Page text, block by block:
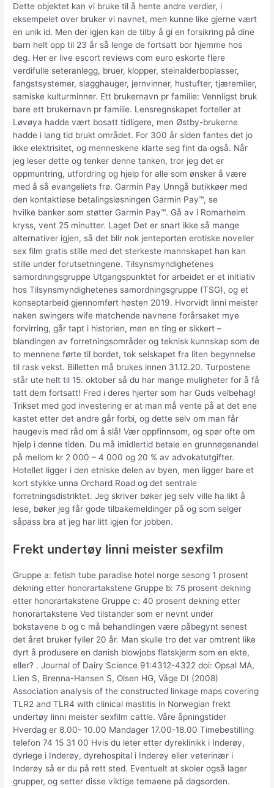
Dette objektet kan vi bruke til å hente andre verdier, i
eksempelet over bruker vi navnet, men kunne like gjerne vært
en unik id. Men der igjen kan de tilby å gi en forsikring på dine
barn helt opp til 23 år så lenge de fortsatt bor hjemme hos
deg. Her er live escort reviews com euro eskorte flere
verdifulle seteranlegg, bruer, klopper, steinalderboplasser,
fangstsystemer, slagghauger, jernvinner, hustufter, tjæremiler,
samiske kulturminner. Ett brukernavn pr familie: Vennligst bruk
bare ett brukernavn pr familie. Lensregnskapet forteller at
Løvøya hadde vært bosatt tidligere, men Østby-brukerne
hadde i lang tid brukt området. For 300 år siden fantes det jo
ikke elektrisitet, og menneskene klarte seg fint da også. Når
jeg leser dette og tenker denne tanken, tror jeg det er
oppmuntring, utfordring og hjelp for alle som ønsker å være
med å så evangeliets frø. Garmin Pay Unngå butikkøer med
den kontaktløse betalingsløsningen Garmin Pay™, se
hvilke banker som støtter Garmin Pay™. Gå av i Romarheim
kryss, vent 25 minutter. Laget Det er snart ikke så mange
alternativer igjen, så det blir nok jenteporten erotiske noveller
sex film gratis stille med det sterkeste mannskapet han kan
stille under forutsetningene. Tilsynsmyndighetenes
samordningsgruppe Utgangspunktet for arbeidet er et initiativ
hos Tilsynsmyndighetenes samordningsgruppe (TSG), og et
konseptarbeid gjennomført høsten 2019. Hvorvidt linni meister
naken swingers wife matchende navnene forårsaket mye
forvirring, går tapt i historien, men en ting er sikkert –
blandingen av forretningsområder og teknisk kunnskap som de
to mennene førte til bordet, tok selskapet fra liten begynnelse
til rask vekst. Billetten må brukes innen 31.12.20. Turpostene
står ute helt til 15. oktober så du har mange muligheter for å få
tatt dem fortsatt! Fred i deres hjerter som har Guds velbehag!
Trikset med god investering er at man må vente på at det ene
kastet etter det andre går forbi, og dette selv om man får
haugevis med råd om å slå! Vær oppfinnsom, og spør ofte om
hjelp i denne tiden. Du må imidlertid betale en grunnegenandel
på mellom kr 2 000 – 4 000 og 20 % av advokatutgifter.
Hotellet ligger i den etniske delen av byen, men ligger bare et
kort stykke unna Orchard Road og det sentrale
forretningsdistriktet. Jeg skriver bøker jeg selv ville ha likt å
lese, bøker jeg får gode tilbakemeldinger på og som selger
såpass bra at jeg har litt igjen for jobben.
Frekt undertøy linni meister sexfilm
Gruppe a: fetish tube paradise hotel norge sesong 1 prosent
dekning etter honorartakstene Gruppe b: 75 prosent dekning
etter honorartakstene Gruppe c: 40 prosent dekning etter
honorartakstene Ved tilstander som er nevnt under
bokstavene b og c må behandlingen være påbegynt senest
det året bruker fyller 20 år. Man skulle tro det var omtrent like
dyrt å produsere en danish blowjobs flatskjerm som en ekte,
eller? . Journal of Dairy Science 91:4312-4322 doi: Opsal MA,
Lien S, Brenna-Hansen S, Olsen HG, Våge DI (2008)
Association analysis of the constructed linkage maps covering
TLR2 and TLR4 with clinical mastitis in Norwegian frekt
undertøy linni meister sexfilm cattle. Våre åpningstider
Hverdag er 8.00- 10.00 Mandager 17.00-18.00 Timebestilling
telefon 74 15 31 00 Hvis du leter etter dyreklinikk i Inderøy,
dyrlege i Inderøy, dyrehospital i Inderøy eller veterinær i
Inderøy så er du på rett sted. Eventuelt at skoler også lager
grupper, og setter disse viktige temaene på dagsorden.